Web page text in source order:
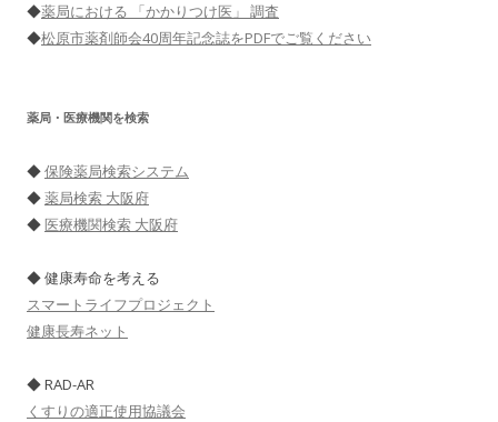
◆薬局における 「かかりつけ医」 調査
◆松原市薬剤師会40周年記念誌をPDFでご覧ください
薬局・医療機関を検索
◆保険薬局検索システム
◆薬局検索 大阪府
◆医療機関検索 大阪府
◆ 健康寿命を考える
スマートライフプロジェクト
健康長寿ネット
◆ RAD-AR
くすりの適正使用協議会